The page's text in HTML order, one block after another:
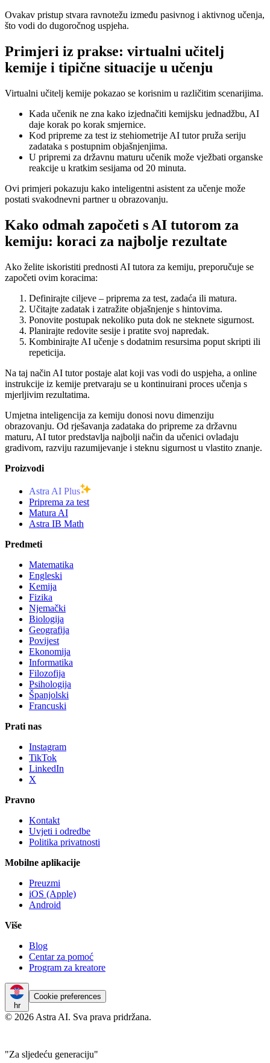
Ovakav pristup stvara ravnotežu između pasivnog i aktivnog učenja,
što vodi do dugoročnog uspjeha.
Primjeri iz prakse: virtualni učitelj
kemije i tipične situacije u učenju
Virtualni učitelj kemije pokazao se korisnim u različitim scenarijima.
Kada učenik ne zna kako izjednačiti kemijsku jednadžbu, AI
daje korak po korak smjernice.
Kod pripreme za test iz stehiometrije AI tutor pruža seriju
zadataka s postupnim objašnjenjima.
U pripremi za državnu maturu učenik može vježbati organske
reakcije u kratkim sesijama od 20 minuta.
Ovi primjeri pokazuju kako inteligentni asistent za učenje može
postati svakodnevni partner u obrazovanju.
Kako odmah započeti s AI tutorom za
kemiju: koraci za najbolje rezultate
Ako želite iskoristiti prednosti AI tutora za kemiju, preporučuje se
započeti ovim koracima:
Definirajte ciljeve – priprema za test, zadaća ili matura.
Učitajte zadatak i zatražite objašnjenje s hintovima.
Ponovite postupak nekoliko puta dok ne steknete sigurnost.
Planirajte redovite sesije i pratite svoj napredak.
Kombinirajte AI učenje s dodatnim resursima poput skripti ili
repeticija.
Na taj način AI tutor postaje alat koji vas vodi do uspjeha, a online
instrukcije iz kemije pretvaraju se u kontinuirani proces učenja s
mjerljivim rezultatima.
Umjetna inteligencija za kemiju donosi novu dimenziju
obrazovanju. Od rješavanja zadataka do pripreme za državnu
maturu, AI tutor predstavlja najbolji način da učenici ovladaju
gradivom, razviju razumijevanje i steknu sigurnost u vlastito znanje.
Proizvodi
Astra AI Plus
Priprema za test
Matura AI
Astra IB Math
Predmeti
Matematika
Engleski
Kemija
Fizika
Njemački
Biologija
Geografija
Povijest
Ekonomija
Informatika
Filozofija
Psihologija
Španjolski
Francuski
Prati nas
Instagram
TikTok
LinkedIn
X
Pravno
Kontakt
Uvjeti i odredbe
Politika privatnosti
Mobilne aplikacije
Preuzmi
iOS (Apple)
Android
Više
Blog
Centar za pomoć
Program za kreatore
hr
Cookie preferences
© 2026 Astra AI. Sva prava pridržana.
"Za sljedeću generaciju"